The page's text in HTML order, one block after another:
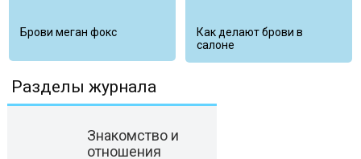
Брови меган фокс
Как делают брови в
салоне
Разделы журнала
Знакомство и
отношения